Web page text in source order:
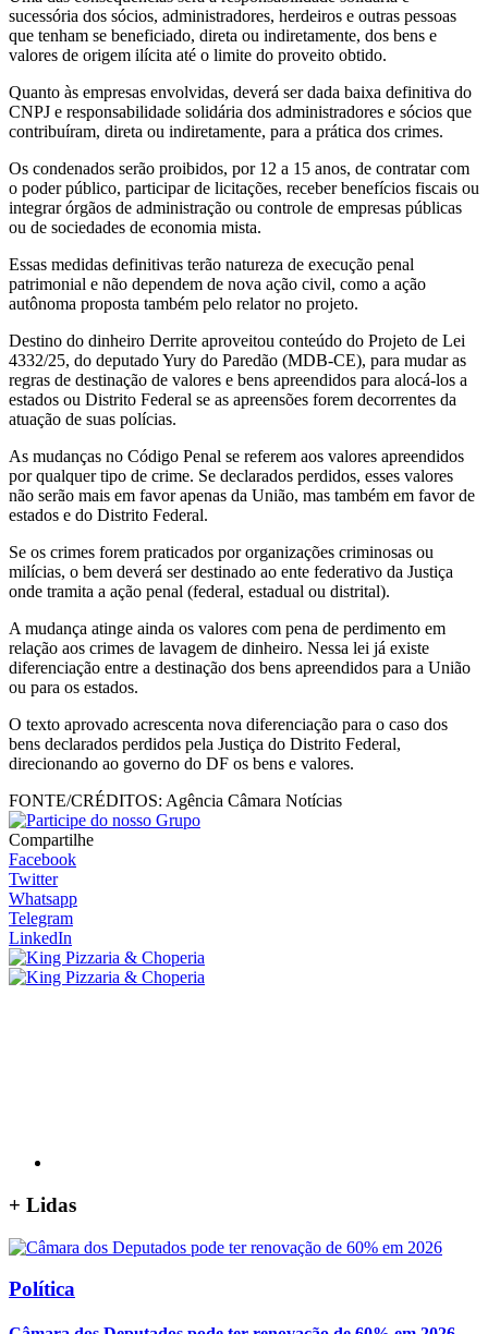
sucessória dos sócios, administradores, herdeiros e outras pessoas
que tenham se beneficiado, direta ou indiretamente, dos bens e
valores de origem ilícita até o limite do proveito obtido.
Quanto às empresas envolvidas, deverá ser dada baixa definitiva do
CNPJ e responsabilidade solidária dos administradores e sócios que
contribuíram, direta ou indiretamente, para a prática dos crimes.
Os condenados serão proibidos, por 12 a 15 anos, de contratar com
o poder público, participar de licitações, receber benefícios fiscais ou
integrar órgãos de administração ou controle de empresas públicas
ou de sociedades de economia mista.
Essas medidas definitivas terão natureza de execução penal
patrimonial e não dependem de nova ação civil, como a ação
autônoma proposta também pelo relator no projeto.
Destino do dinheiro Derrite aproveitou conteúdo do Projeto de Lei
4332/25, do deputado Yury do Paredão (MDB-CE), para mudar as
regras de destinação de valores e bens apreendidos para alocá-los a
estados ou Distrito Federal se as apreensões forem decorrentes da
atuação de suas polícias.
As mudanças no Código Penal se referem aos valores apreendidos
por qualquer tipo de crime. Se declarados perdidos, esses valores
não serão mais em favor apenas da União, mas também em favor de
estados e do Distrito Federal.
Se os crimes forem praticados por organizações criminosas ou
milícias, o bem deverá ser destinado ao ente federativo da Justiça
onde tramita a ação penal (federal, estadual ou distrital).
A mudança atinge ainda os valores com pena de perdimento em
relação aos crimes de lavagem de dinheiro. Nessa lei já existe
diferenciação entre a destinação dos bens apreendidos para a União
ou para os estados.
O texto aprovado acrescenta nova diferenciação para o caso dos
bens declarados perdidos pela Justiça do Distrito Federal,
direcionando ao governo do DF os bens e valores.
FONTE/CRÉDITOS: Agência Câmara Notícias
Compartilhe
Facebook
Twitter
Whatsapp
Telegram
LinkedIn
+ Lidas
Política